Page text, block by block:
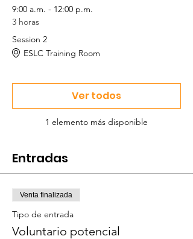
9:00 a.m. - 12:00 p.m.
3 horas
Session 2
ESLC Training Room
1 elemento más disponible
Ver todos
Entradas
Venta finalizada
Tipo de entrada
Voluntario potencial